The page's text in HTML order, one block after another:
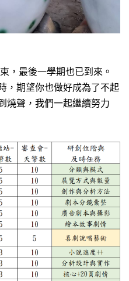
，最後一學期也已到來。
，期望你也做好成為了不起
燒聲，我們一起繼續努力